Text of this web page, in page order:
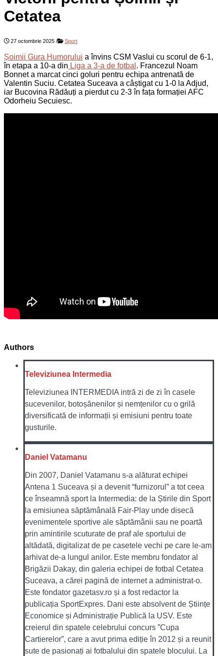
Cetatea
27 octombrie 2025 / Sport
Șoimii Gura Humorului a învins CSM Vaslui cu scorul de 6-1,
în etapa a 10-a din Liga a 3-a de fotbal . Francezul Noam
Bonnet a marcat cinci goluri pentru echipa antrenată de
Valentin Suciu. Cetatea Suceava a câștigat cu 1-0 la Adjud,
iar Bucovina Rădăuți a pierdut cu 2-3 în fața formației AFC
Odorheiu Secuiesc.
Authors
Televiziunea Intermedia
Televiziunea INTERMEDIA intră zi de zi în casele
sucevenilor, botoșănenilor și nemțenilor cu o grilă
diversificată de informații și emisiuni pentru toate
gusturile.
Daniel Vatamanu
Din 2007, Daniel Vatamanu s-a alăturat echipei
Antena 1 Suceava și a devenit “furnizorul” a tot ceea
ce înseamnă sport la Intermedia: de la Știrile din Sport
la emisiunea săptămânală Fair-Play unde disecă
evenimentele sportive ale săptămânii sau ne poartă
prin amintirile scuturate de praf ale sportului de
altădată, digitalizat de pe casetele vechi pe care le-am
arhivat de-a lungul anilor. Este membru fondator al
Brigăzii Dakay, din galeria echipei de fotbal Cetatea
Suceava, a cărei pagină de internet a administrat-o.
Este fondator gazetasv.ro și a fost redactor la
publicația SportExpres. Dani este absolvent de Științe
Economice și Administrație Publică la USV. Este
creierul din spatele celebrului concurs ”Cupa
Cartierelor”, care a avut prima ediție în 2012 și a reunit
sute de pasionați ai fotbalului din spatele blocului. La